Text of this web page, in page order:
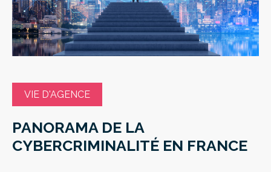
VIE D'AGENCE
PANORAMA DE LA
CYBERCRIMINALITÉ EN FRANCE